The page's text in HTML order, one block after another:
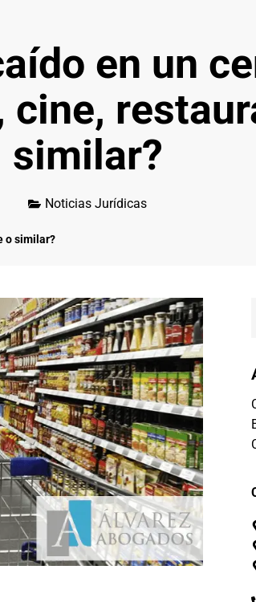
en un
cine,
similar?
Noticias Jurídicas
o similar?